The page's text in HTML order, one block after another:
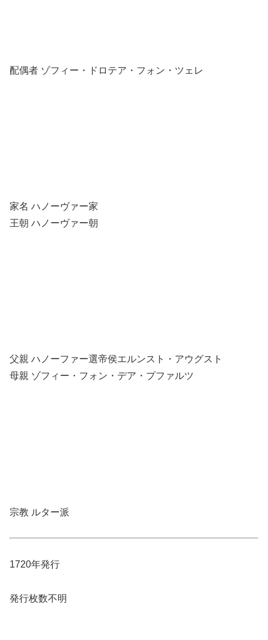
配偶者 ゾフィー・ドロテア・フォン・ツェレ
家名 ハノーヴァー家
王朝 ハノーヴァー朝
父親 ハノーファー選帝侯エルンスト・アウグスト
母親 ゾフィー・フォン・デア・プファルツ
宗教 ルター派
1720年発行
発行枚数不明